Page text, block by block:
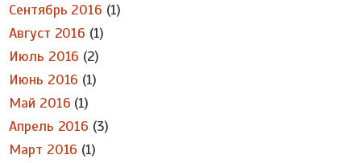
Сентябрь 2016 (1)
Август 2016 (1)
Июль 2016 (2)
Июнь 2016 (1)
Май 2016 (1)
Апрель 2016 (3)
Март 2016 (1)